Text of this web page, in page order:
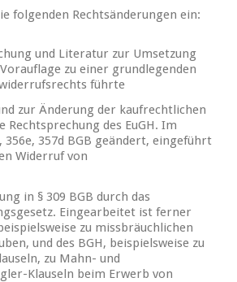
folgenden Rechtsänderungen ein:
und Literatur zur Umsetzung
zu einer grundlegenden
führte
zur Änderung der kaufrechtlichen
des EuGH. Im
356e, 357d BGB geändert, eingeführt
Widerruf von
in § 309 BGB durch das
Eingearbeitet ist ferner
zu missbräuchlichen
und des BGH, beispielsweise zu
zu Mahn- und
Klauseln beim Erwerb von